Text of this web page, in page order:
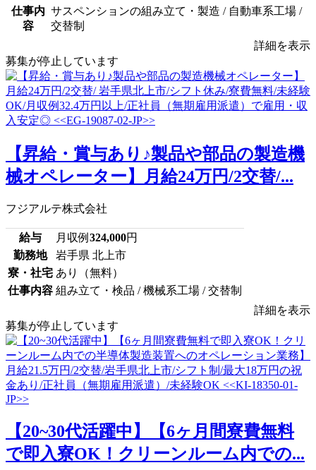
仕事内
容
サスペンションの組み立て・製造 / 自動車系工場 /
交替制
詳細を表示
募集が停止しています
【昇給・賞与あり♪製品や部品の製造機
械オペレーター】月給24万円/2交替/...
フジアルテ株式会社
給与 月収例 324,000円
勤務地
岩手県 北上市
寮・社宅 あり（無料）
仕事内容 組み立て・検品 / 機械系工場 / 交替制
詳細を表示
募集が停止しています
【20~30代活躍中】【6ヶ月間寮費無料
で即入寮OK！クリーンルーム内での...